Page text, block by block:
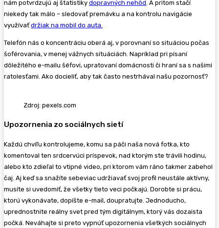
nám potvrdzujú aj štatistiky dopravných nehôd . A pritom stačí
niekedy tak málo – sledovať premávku a na kontrolu navigácie
využívaťdržiak na mobil do auta.
Telefón nás o koncentráciu oberá aj, v porovnaní so situáciou počas
šoférovania, v menej vážnych situáciách. Napríklad pri písaní
dôležitého e-mailu šéfovi, upratovaní domácnosti či hraní sa s našimi
ratolesťami. Ako docieliť, aby tak často nestrhával našu pozornosť?
Zdroj: pexels.com
Upozornenia zo sociálnych sietí
Každú chvíľu kontrolujeme, komu sa páči naša nová fotka, kto
komentoval ten srdcervúci príspevok, nad ktorým ste trávili hodinu,
alebo kto zdieľal to vtipné video, pri ktorom vám ráno takmer zabehol
čaj. Aj keď sa snažíte sebeviac udržiavať svoj profil neustále aktívny,
musíte si uvedomiť, že všetky tieto veci počkajú. Dorobte si prácu,
ktorú vykonávate, dopíšte e-mail, doupratujte. Jednoducho,
uprednostnite reálny svet pred tým digitálnym, ktorý vás dozaista
počká. Neváhajte si preto vypnúť upozornenia všetkých sociálnych